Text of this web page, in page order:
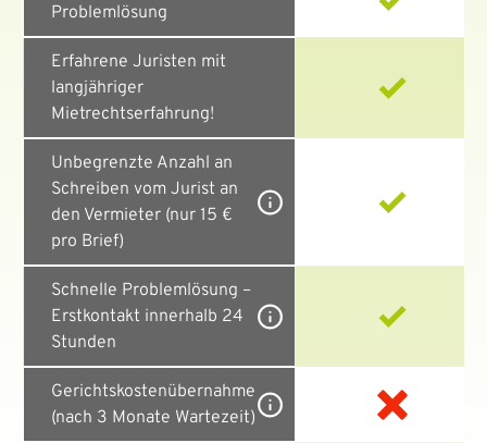
Problemlösung
Erfahrene Juristen mit
langjähriger
Mietrechtserfahrung!
Unbegrenzte Anzahl an
Schreiben vom Jurist an
den Vermieter (nur 15 €
pro Brief)
Schnelle Problemlösung –
Erstkontakt innerhalb 24
Stunden
Gerichtskostenübernahme
(nach 3 Monate Wartezeit)